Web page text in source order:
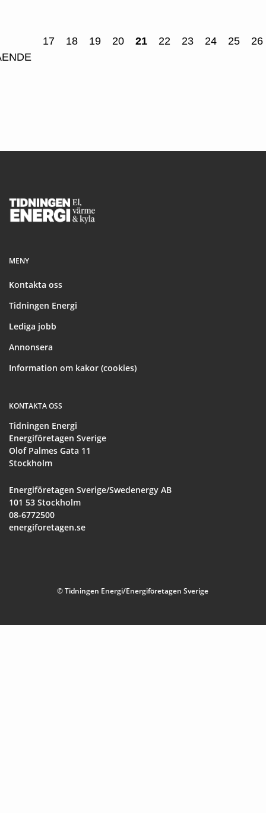
17 18 19 20 21 22 23 24 25 26
Footer
MENY
Kontakta oss
Tidningen Energi
Lediga jobb
Annonsera
Information om kakor (cookies)
KONTAKTA OSS
Tidningen Energi
Energiföretagen Sverige
Olof Palmes Gata 11
Stockholm
Energiföretagen Sverige/Swedenergy AB
101 53 Stockholm
08-6772500
energiforetagen.se
© Tidningen Energi/Energiföretagen Sverige